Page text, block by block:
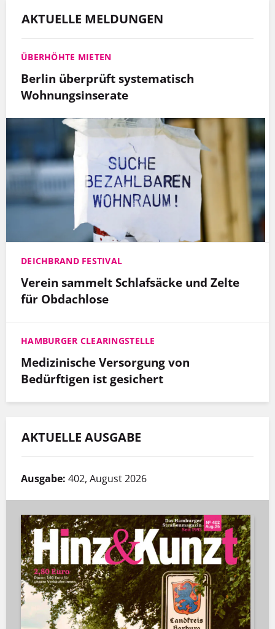
AKTUELLE MELDUNGEN
ÜBERHÖHTE MIETEN
Berlin überprüft systematisch
Wohnungsinserate
DEICHBRAND FESTIVAL
Verein sammelt Schlafsäcke und Zelte
für Obdachlose
HAMBURGER CLEARINGSTELLE
Medizinische Versorgung von
Bedürftigen ist gesichert
AKTUELLE AUSGABE
Ausgabe: 402, August 2026